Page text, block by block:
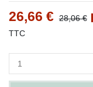
26,66 € 28,06 €
TTC